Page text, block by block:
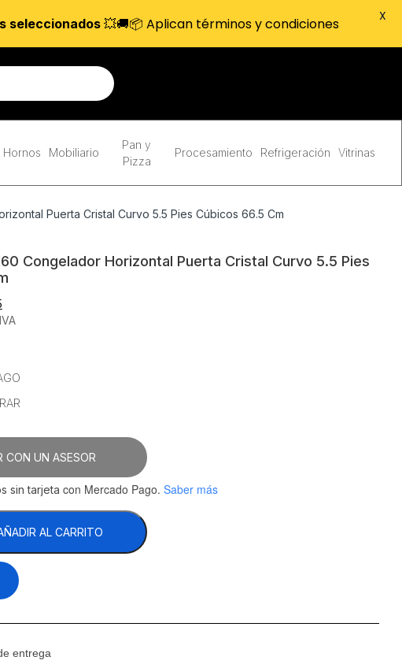
Hornos Mobiliario
Pan y
Pizza
Procesamiento Refrigeración Vitrinas
Puerta Cristal Curvo 5.5 Pies Cúbicos 66.5 Cm
Congelador Horizontal Puerta Cristal Curvo 5.5 Pies
El
precio
CON UN ASESOR
sin tarjeta con Mercado Pago. Saber más
AL CARRITO
entrega
seleccionados💥🚚📦 Aplican términos y condiciones X